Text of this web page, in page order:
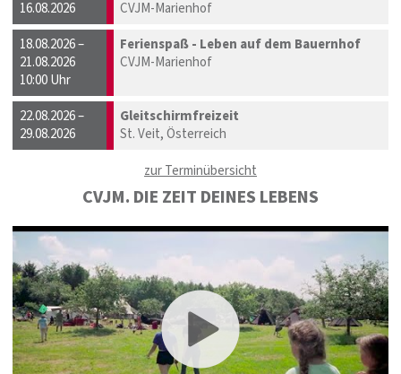
16.08.2026
CVJM-Marienhof
18.08.2026 –
21.08.2026
10:00 Uhr
Ferienspaß - Leben auf dem Bauernhof
CVJM-Marienhof
22.08.2026 –
29.08.2026
Gleitschirmfreizeit
St. Veit, Österreich
zur Terminübersicht
CVJM. DIE ZEIT DEINES LEBENS